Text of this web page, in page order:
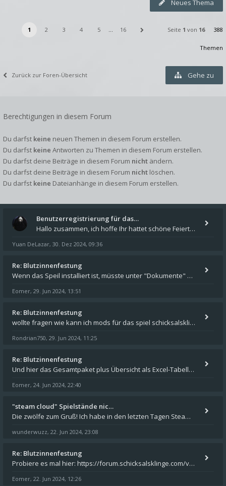
Neues Thema
1 2 3 4 5 … 16 Seite 1 von 16 388
Themen
Zurück zur Foren-Übersicht Gehe zu
Berechtigungen in diesem Forum
Du darfst keine neuen Themen in diesem Forum erstellen.
Du darfst keine Antworten zu Themen in diesem Forum erstellen.
Du darfst deine Beiträge in diesem Forum nicht ändern.
Du darfst deine Beiträge in diesem Forum nicht löschen.
Du darfst keine Dateianhänge in diesem Forum erstellen.
Benutzerregistrierung für das…
Hallo zusammen, ich hoffe Ihr hattet schöne Feiertage und kommt auch gut ins neue Jahr. Ich schreibe hier kurz zur Infor
Yuan DeLazar, 30. Dez 2024, 09:36
Re: Blutzinnenfestung
Wenn das Speil installiert ist, müsste unter "Dokumente" auf Deinem Rechner ein Verzeichnis "blade of destiny" sein. Dar
Eomer, 29. Jun 2024, 13:51
Re: Blutzinnenfestung
wollte fragen wie kann ich mods für das spiel schicksalsklinge in das spieleverzeichnis kopieren und in welches
Rondrian750, 29. Jun 2024, 11:25
Re: Blutzinnenfestung
Und hier das Gesamtpaket plus Übersicht als Excel-Tabelle: https://forum.schicksalsklinge.com/viewtopic.php?f=239&t=156
Eomer, 24. Jun 2024, 22:40
"steam cloud" Spielstände nic…
Die zwölfe zum Gruß! Ich habe in den letzten Tagen Steam auf meinem Desktop PC mit Windows 11 installiert und über Steam
wunderwuzz, 22. Jun 2024, 23:08
Re: Blutzinnenfestung
Probiere es mal hier: https://forum.schicksalsklinge.com/viewtopic.php?f=239&t=15661
Eomer, 22. Jun 2024, 12:26